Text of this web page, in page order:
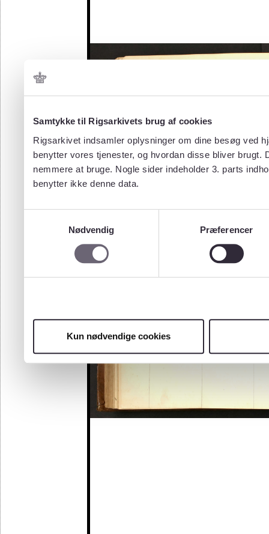
Samtykke til Rigsarkivets brug af cookies
Rigsarkivet indsamler oplysninger om dine besøg ved
benytter vores tjenester, og hvordan disse bliver
nemmere at bruge. Nogle sider indeholder 3. parts
benytter ikke denne data.
Nødvendig
Præferencer
Kun nødvendige cookies